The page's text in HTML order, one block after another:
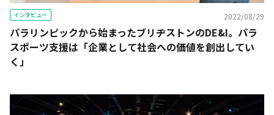
インタビュー 2022/08/29
パラリンピックから始まったブリヂストンのDE&I。パラ
スポーツ支援は「企業として社会への価値を創出してい
く」